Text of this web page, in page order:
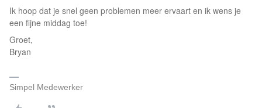
Ik hoop dat je snel geen problemen meer ervaart en ik wens je
een fijne middag toe!
Groet,
Bryan
Simpel Medewerker